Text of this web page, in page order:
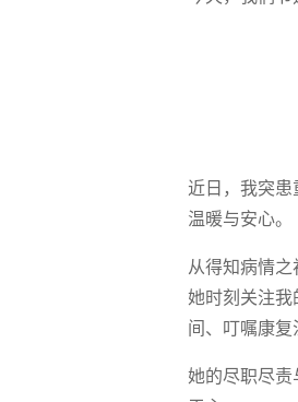
近日，我突患
温暖与安心。
从得知病情
她时刻关注我
间、叮嘱康
她的尽职尽责